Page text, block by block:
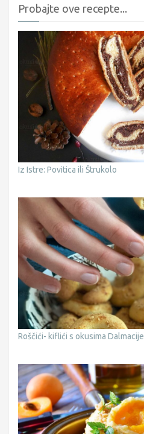
Probajte ove recepte...
Iz Istre: Povitica ili Štrukolo
Roščići- kiflići s okusima Dalmacije